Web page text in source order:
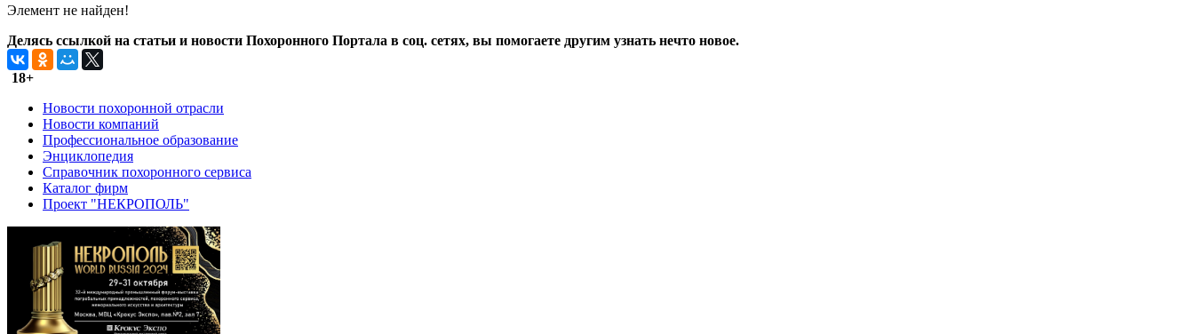
Элемент не найден!
Делясь ссылкой на статьи и новости Похоронного Портала в соц. сетях, вы помогаете другим узнать нечто новое.
18+
Новости похоронной отрасли
Новости компаний
Профессиональное образование
Энциклопедия
Справочник похоронного сервиса
Каталог фирм
Проект "НЕКРОПОЛЬ"